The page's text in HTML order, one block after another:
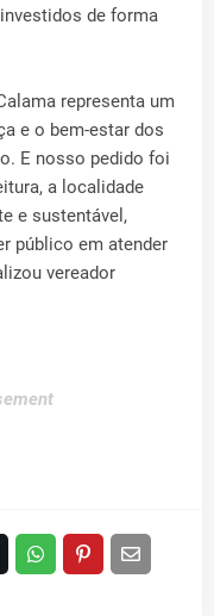
de forma
representa um
e o bem-estar dos
E nosso pedido foi
a localidade
e sustentável,
público em atender
vereador